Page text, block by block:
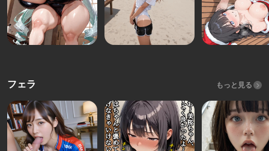
フェラ もっと見る